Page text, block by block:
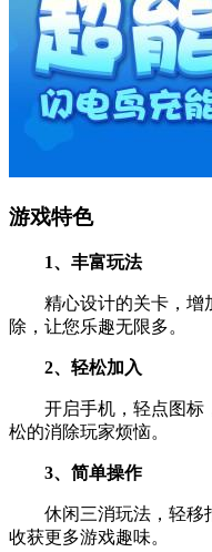
游戏特色
1、丰富玩法
精心设计的关卡，增
除，让您乐趣无限多。
2、轻松加入
开启手机，轻点图标
松的消除玩家烦恼。
3、简单操作
休闲三消玩法，轻移指
收获更多游戏趣味。